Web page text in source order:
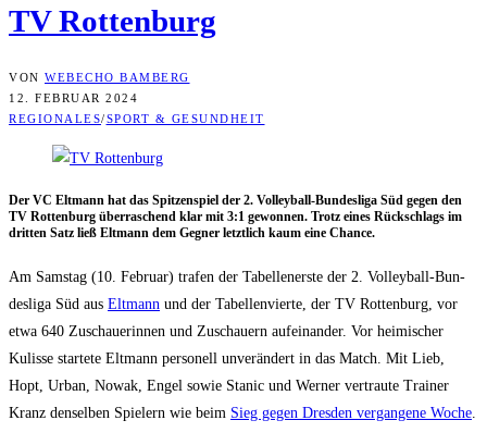
TV Rottenburg
VON WEBECHO BAMBERG
12. FEBRUAR 2024
REGIONALES/SPORT & GESUNDHEIT
Der VC Elt­mann hat das Spit­zen­spiel der 2. Vol­ley­ball-Bun­des­li­ga Süd gegen den
TV Rot­ten­burg über­ra­schend klar mit 3:1 gewon­nen. Trotz eines Rück­schlags im
drit­ten Satz ließ Elt­mann dem Geg­ner letzt­lich kaum eine Chance.
Am Sams­tag (10. Febru­ar) tra­fen der Tabel­len­ers­te der 2. Vol­ley­ball-Bun­
des­li­ga Süd aus Elt­mann und der Tabel­len­vier­te, der TV Rot­ten­burg, vor
etwa 640 Zuschaue­rin­nen und Zuschau­ern auf­ein­an­der. Vor hei­mi­scher
Kulis­se star­te­te Elt­mann per­so­nell unver­än­dert in das Match. Mit Lieb,
Hopt, Urban, Nowak, Engel sowie Sta­nic und Wer­ner ver­trau­te Trai­ner
Kranz den­sel­ben Spie­lern wie beim Sieg gegen Dres­den ver­gan­ge­ne Woche